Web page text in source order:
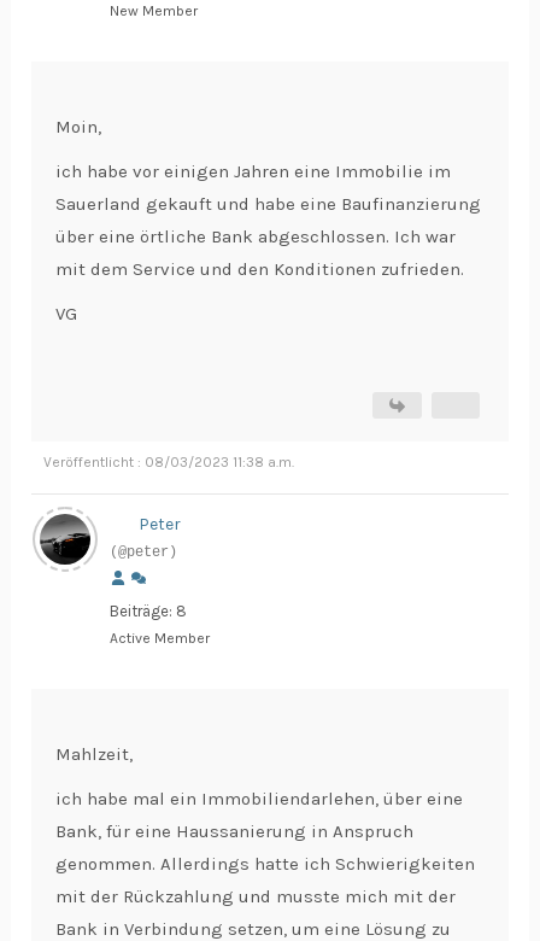
New Member
Moin,
ich habe vor einigen Jahren eine Immobilie im
Sauerland gekauft und habe eine Baufinanzierung
über eine örtliche Bank abgeschlossen. Ich war
mit dem Service und den Konditionen zufrieden.
VG
Veröffentlicht : 08/03/2023 11:38 a.m.
Peter
(@peter)
Beiträge: 8
Active Member
Mahlzeit,
ich habe mal ein Immobiliendarlehen, über eine
Bank, für eine Haussanierung in Anspruch
genommen. Allerdings hatte ich Schwierigkeiten
mit der Rückzahlung und musste mich mit der
Bank in Verbindung setzen, um eine Lösung zu